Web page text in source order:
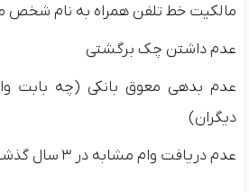
مالکیت خط تلفن همراه به نام شخص
عدم داشتن چک برگشتی
عدم بدهی معوق بانکی (چه بابت
دیگران)
عدم دریافت وام مشابه در ۳ سال گذشته